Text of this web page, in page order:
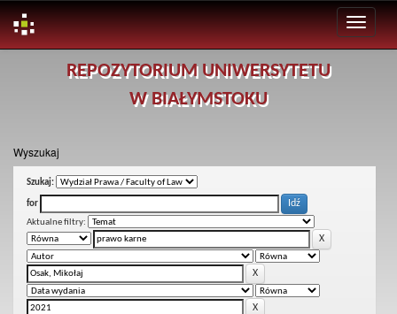
REPOZYTORIUM UNIWERSYTETU
W BIAŁYMSTOKU
Wyszukaj
Szukaj:
for
Aktualne filtry: